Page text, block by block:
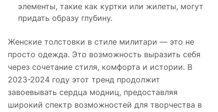
элементы, такие как куртки или жилеты, могут
придать образу глубину.
Женские толстовки в стиле милитари — это не
просто одежда. Это возможность выразить себя
через сочетание стиля, комфорта и истории. В
2023-2024 году этот тренд продолжит
завоевывать сердца модниц, предоставляя
широкий спектр возможностей для творчества в